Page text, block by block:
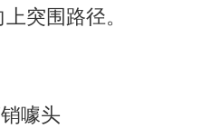
突围路径。
噱头